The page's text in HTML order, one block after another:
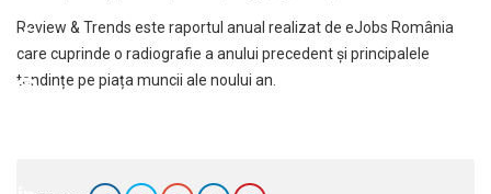
Review & Trends este raportul anual realizat de eJobs România
care cuprinde o radiografie a anului precedent și principalele
tendințe pe piața muncii ale noului an.